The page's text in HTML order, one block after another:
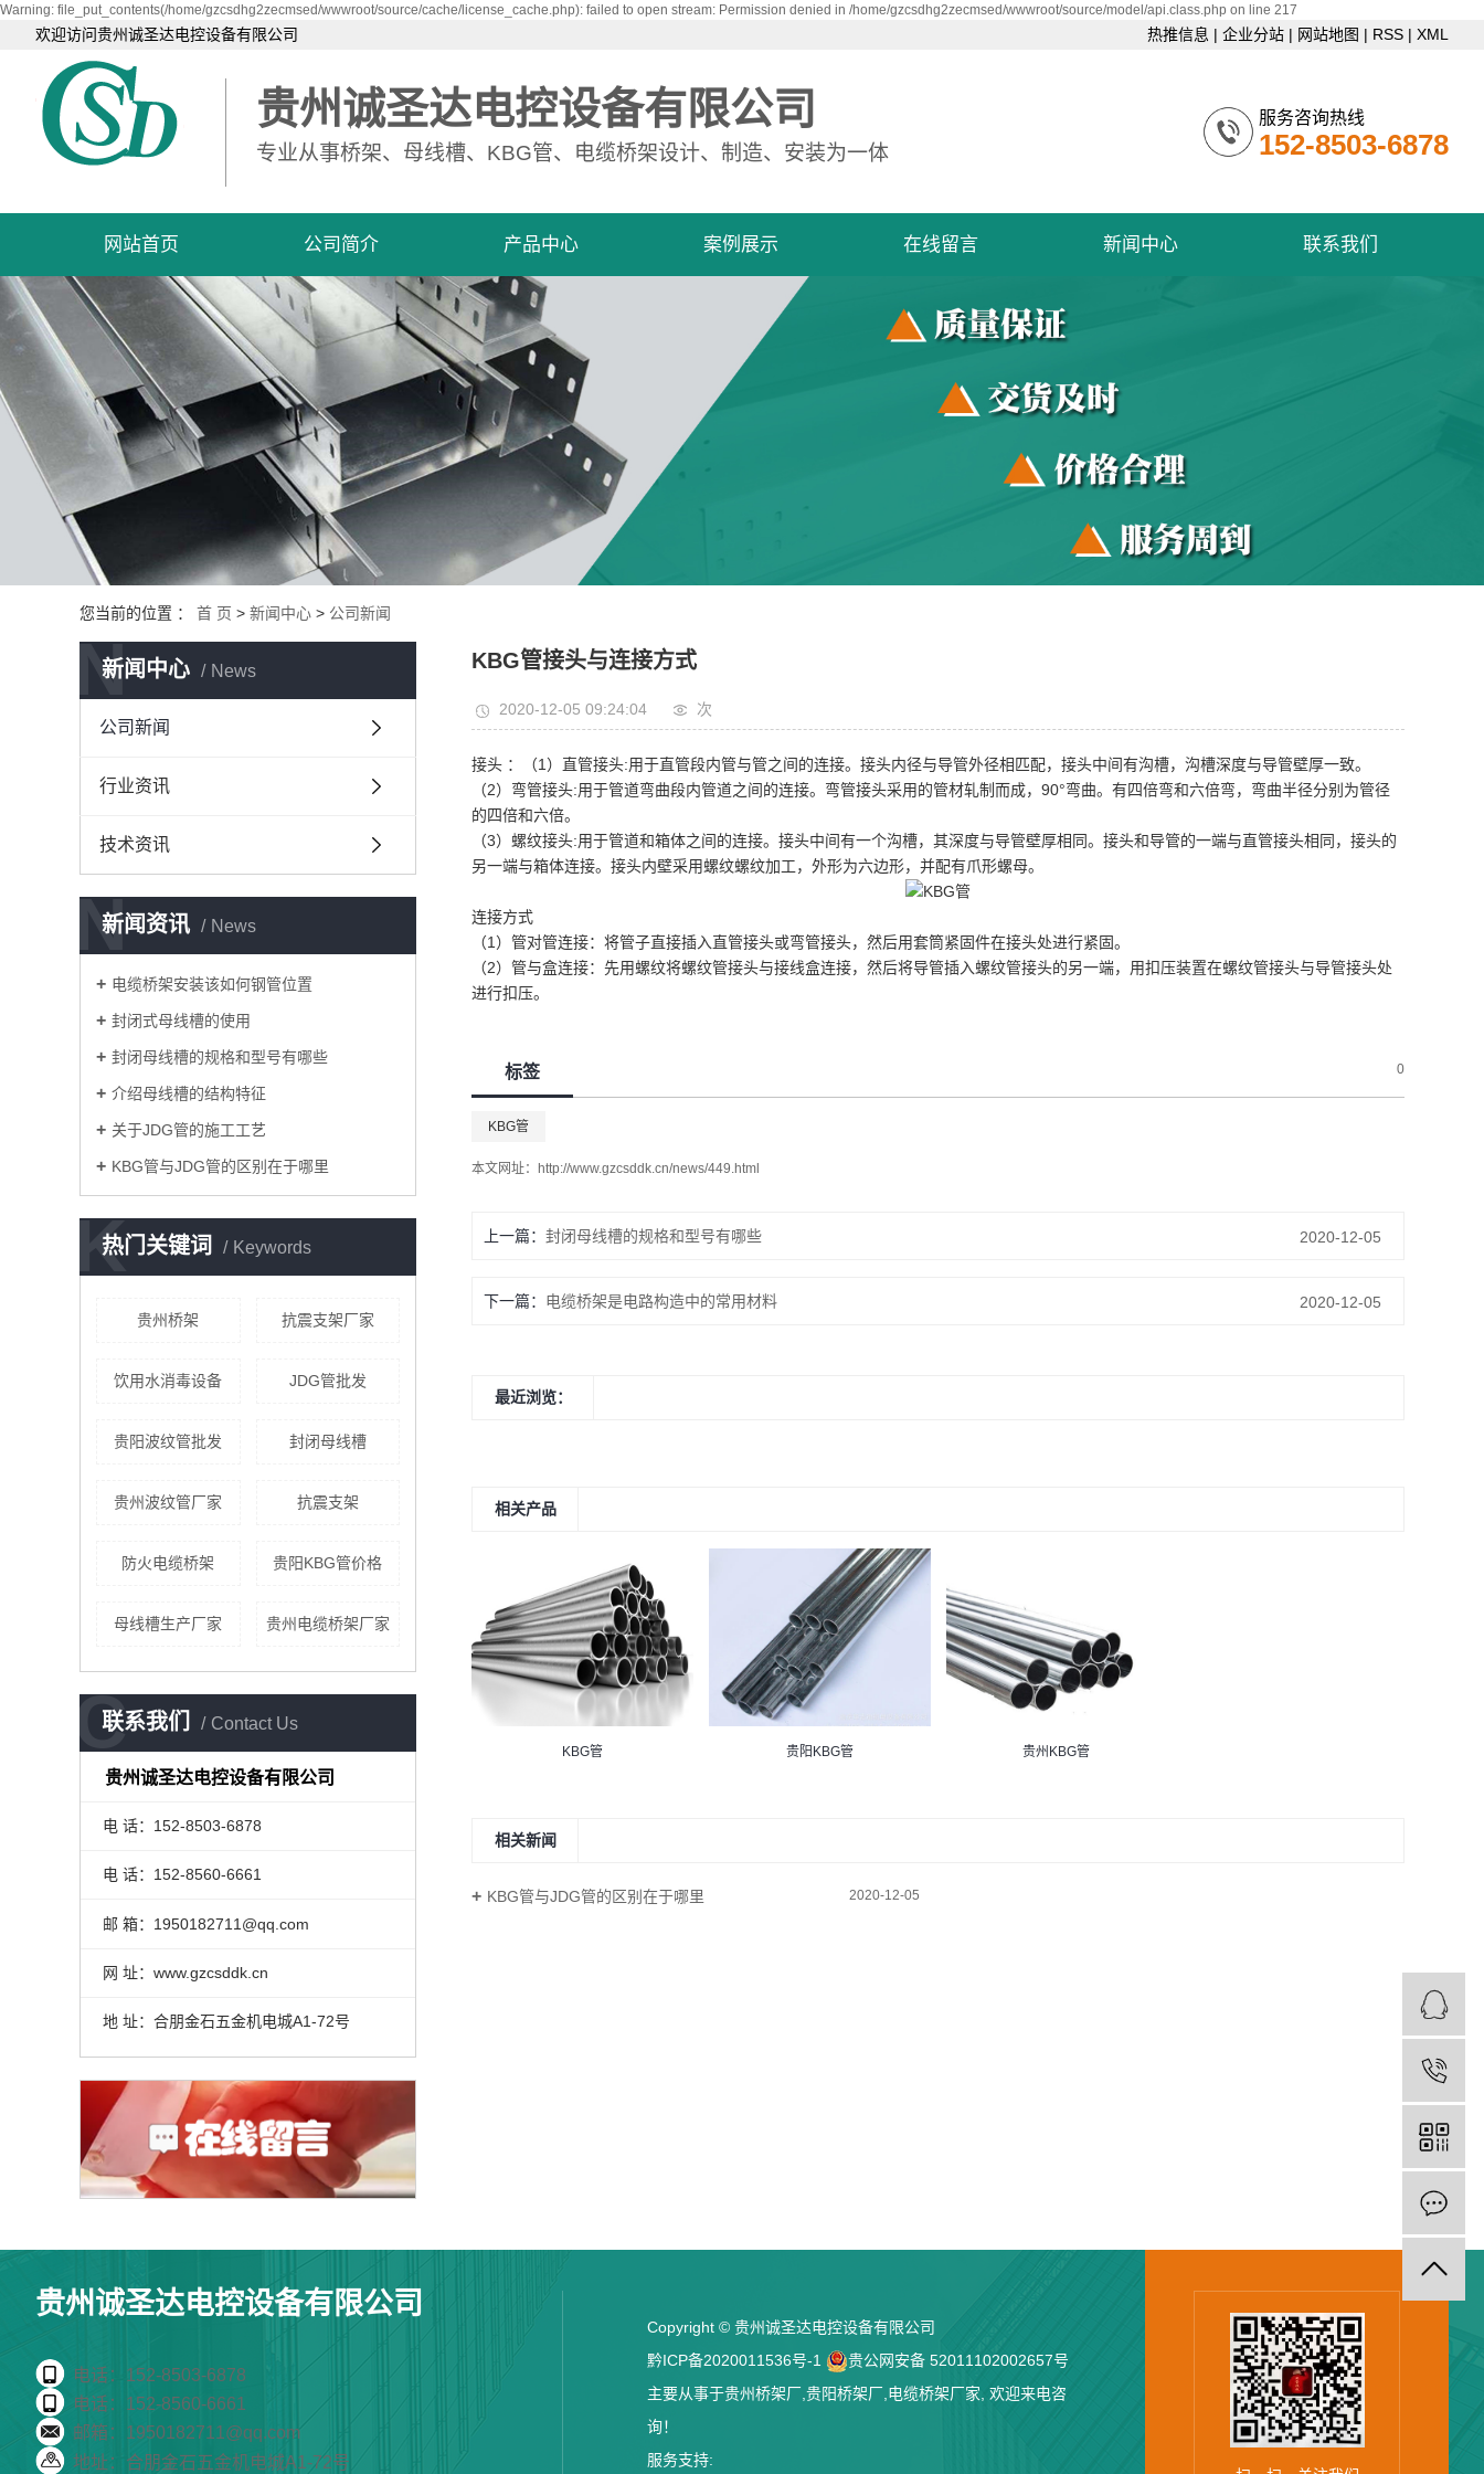
Warning: file_put_contents(/home/gzcsdhg2zecmsed/wwwroot/source/cache/license_cache.php): failed to open stream: Permission denied in /home/gzcsdhg2zecmsed/wwwroot/source/model/api.class.php on line 217
欢迎访问贵州诚圣达电控设备有限公司 热推信息 | 企业分站 | 网站地图 | RSS | XML
贵州诚圣达电控设备有限公司
专业从事桥架、母线槽、KBG管、电缆桥架设计、制造、安装为一体
服务咨询热线
152-8503-6878
网站首页 公司简介
公司简介
资质荣誉
产品中心
电缆桥架
母线槽
JDG管
KBG管
波纹管
抗震支架
可绕管
案例展示 在线留言 新闻中心
技术资讯
联系我们
您当前的位置 ： 首 页 > 新闻中心 > 公司新闻
新闻中心 News
N
公司新闻
行业资讯
技术资讯
新闻资讯 News
N
电缆桥架安装该如何钢管位置
封闭式母线槽的使用
封闭母线槽的规格和型号有哪些
介绍母线槽的结构特征
关于JDG管的施工工艺
KBG管与JDG管的区别在于哪里
热门关键词 Keywords
K
贵州桥架 抗震支架厂家
饮用水消毒设备 JDG管批发
贵阳波纹管批发 封闭母线槽
贵州波纹管厂家 抗震支架
防火电缆桥架 贵阳KBG管价格
母线槽生产厂家 贵州电缆桥架厂家
联系我们 Contact Us
C
贵州诚圣达电控设备有限公司
电 话：152-8503-6878
电 话：152-8560-6661
邮 箱：1950182711@qq.com
网 址：www.gzcsddk.cn
地 址：合朋金石五金机电城A1-72号
KBG管接头与连接方式
2020-12-05 09:24:04 次
接头 ：（1）直管接头:用于直管段内管与管之间的连接。接头内径与导管外径相匹配，接头中间有沟槽，沟槽深度与导管壁厚一致。
（2）弯管接头:用于管道弯曲段内管道之间的连接。弯管接头采用的管材轧制而成，90°弯曲。有四倍弯和六倍弯，弯曲半径分别为管径
的四倍和六倍。
（3）螺纹接头:用于管道和箱体之间的连接。接头中间有一个沟槽，其深度与导管壁厚相同。接头和导管的一端与直管接头相同，接头的
另一端与箱体连接。接头内壁采用螺纹螺纹加工，外形为六边形，并配有爪形螺母。
连接方式
（1）管对管连接：将管子直接插入直管接头或弯管接头，然后用套筒紧固件在接头处进行紧固。
（2）管与盒连接：先用螺纹将螺纹管接头与接线盒连接，然后将导管插入螺纹管接头的另一端，用扣压装置在螺纹管接头与导管接头处
进行扣压。
标签 0
KBG管
本文网址： http://www.gzcsddk.cn/news/449.html
上一篇： 封闭母线槽的规格和型号有哪些 2020-12-05
下一篇： 电缆桥架是电路构造中的常用材料 2020-12-05
最近浏览：
相关产品
KBG管 贵阳KBG管 贵州KBG管
相关新闻
KBG管与JDG管的区别在于哪里 2020-12-05
贵州诚圣达电控设备有限公司
电话：152-8503-6878
电话：152-8560-6661
邮箱：1950182711@qq.com
地址：合朋金石五金机电城A1-72号
Copyright © 贵州诚圣达电控设备有限公司
黔ICP备2020011536号-1
贵公网安备 52011102002657号
主要从事于贵州桥架厂 贵阳桥架厂 电缆桥架厂家 , 欢迎来电咨
询！
服务支持: